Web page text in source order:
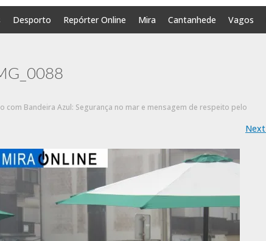
Desporto Repórter Online Mira Cantanhede Vagos
com Bandeira Azul: Segurança no mar e mensagem de respeito pelo
Next